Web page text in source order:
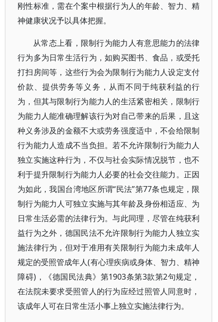
刚性标准，需在个案中根据行为人的年龄、智力、精
神健康状况予以具体把握。
从常态上看，限制行为能力人有意思能力的法律
行为多为日常生活行为，如购买图书、食品，或受托
打扫房间等，这些行为会为限制行为能力人设定支付
价款、提供劳务等义务，从而不同于纯获利益的行
为，但其与限制行为能力人的生活紧密相关，限制行
为能力人能准确理解该行为对自己带来的后果，且这
种义务涉及的金额不大或劳务强度适中，不会给限制
行为能力人造成不当负担。若不允许限制行为能力人
独立实施这种行为，不仅与社会实际情况脱节，也不
利于提升限制行为能力人必要的社会交往能力。正因
为如此，我国台湾地区所谓“民法”第77条也规定，限
制行为能力人可独立实施与其年龄及身份相适应、为
日常生活必需的法律行为。与此同理，尽管在纯获利
益行为之外，德国民法不允许限制行为能力人独立实
施法律行为，但对于准用有关限制行为能力未成年人
规定的受照管成年人(有心理疾病或身体、智力、精神
障碍)，《德国民法典》第1903条第3款第2句规定，
在法院未要求受照管人的行为应经过照管人同意时，
该成年人可在日常生活小事上独立实施法律行为。